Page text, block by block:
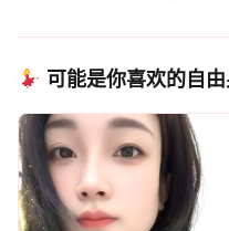
可能是你喜欢的自